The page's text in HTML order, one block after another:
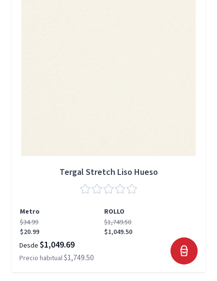
Tergal Stretch Liso Hueso
Metro
ROLLO
$34.99
$20.99
$1,749.50
$1,049.50
Desde $1,049.69
Precio habitual$1,749.50